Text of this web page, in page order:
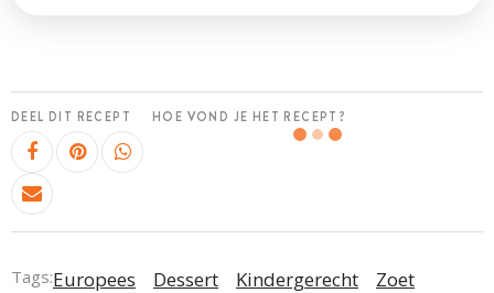
DEEL DIT RECEPT HOE VOND JE HET RECEPT?
Tags:Europees Dessert Kindergerecht Zoet